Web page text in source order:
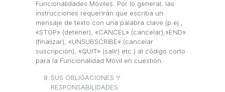
Funcionalidades Móviles. Por lo general, las
instrucciones requerirán que escriba un
mensaje de texto con una palabra clave (p.ej.,
«STOP» (detener), «CANCEL» (cancelar),»END»
(finalizar), «UNSUBSCRIBE» (cancelar
suscripción), «QUIT» (salir) etc.) al código corto
para la Funcionalidad Móvil en cuestión.
SUS OBLIGACIONES Y
RESPONSABILIDADES